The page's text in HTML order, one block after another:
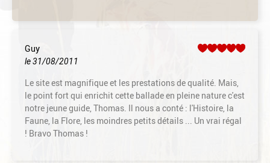
Guy
le 31/08/2011
Le site est magnifique et les prestations de qualité. Mais,
le point fort qui enrichit cette ballade en pleine nature c'est
notre jeune guide, Thomas. Il nous a conté : l'Histoire, la
Faune, la Flore, les moindres petits détails ... Un vrai régal
! Bravo Thomas !